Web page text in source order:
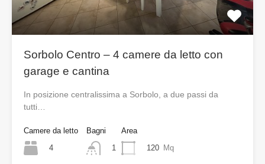
Sorbolo Centro – 4 camere da letto con
garage e cantina
In posizione centralissima a Sorbolo, a due passi da
tutti…
Camere da letto
4
Bagni
1
Area
120 Mq